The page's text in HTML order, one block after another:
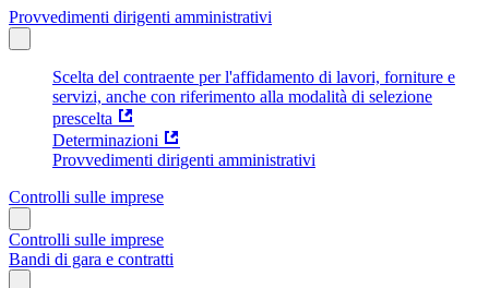
Provvedimenti dirigenti amministrativi
Scelta del contraente per l'affidamento di lavori, forniture e
servizi, anche con riferimento alla modalità di selezione
prescelta
Determinazioni
Provvedimenti dirigenti amministrativi
Controlli sulle imprese
Controlli sulle imprese
Bandi di gara e contratti